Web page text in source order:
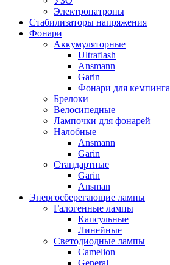
Электропатроны
Стабилизаторы напряжения
Фонари
Аккумуляторные
Ultraflash
Ansmann
Garin
Фонари для кемпинга
Брелоки
Велосипедные
Лампочки для фонарей
Налобные
Ansmann
Garin
Стандартные
Garin
Ansman
Энергосберегающие лампы
Галогенные лампы
Капсульные
Линейные
Светодиодные лампы
Camelion
General